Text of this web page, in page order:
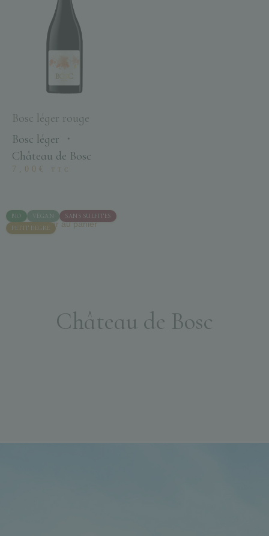
BIO VÉGAN
SANS SULFITES
PETIT DEGRÉ
Bosc léger rouge
Bosc léger ・
Château de Bosc
7,00 € TTC
Ajouter au panier
Château de Bosc